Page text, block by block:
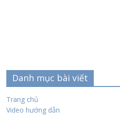
Danh mục bài viết
Trang chủ
Video hướng dẫn